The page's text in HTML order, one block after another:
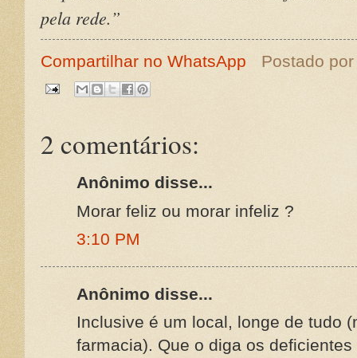
pela rede.”
Compartilhar no WhatsApp Postado
2 comentários:
Anônimo disse...
Morar feliz ou morar infeliz ?
3:10 PM
Anônimo disse...
Inclusive é um local, longe de tudo
farmacia). Que o diga os